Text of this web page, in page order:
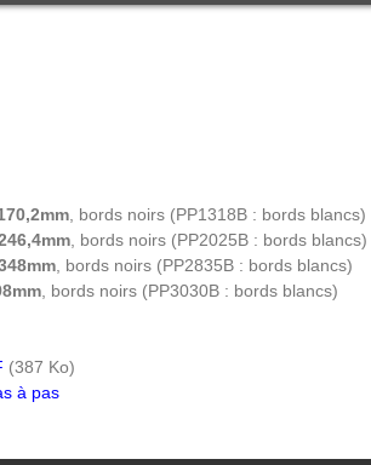
, bords noirs (PP1318B : bords blancs)
, bords noirs (PP2025B : bords blancs)
, bords noirs (PP2835B : bords blancs)
, bords noirs (PP3030B : bords blancs)
(387 Ko)
à pas